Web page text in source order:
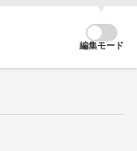
編集モード